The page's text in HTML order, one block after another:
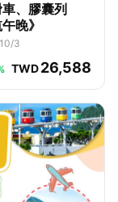
、膠囊列
晚》
3
TWD26,588